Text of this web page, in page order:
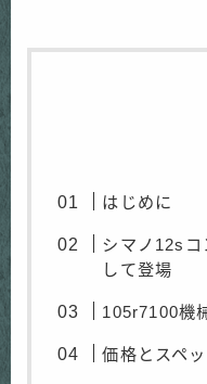
はじめに
シマノ12sコ
して登場
105r7100機
価格とスペ